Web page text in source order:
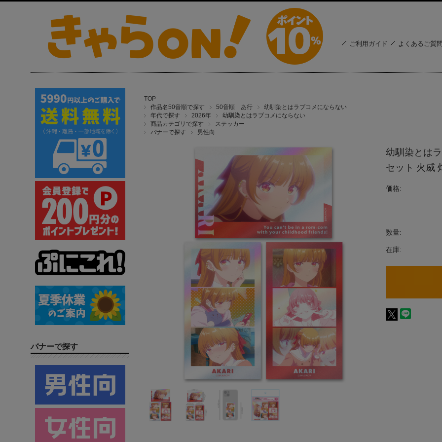
ご利用ガイド よくあるご質
TOP
作品名50音順で探す
50音順 あ行
幼馴染とはラブコメにならない
年代で探す
2026年
幼馴染とはラブコメにならない
商品カテゴリで探す
ステッカー
バナーで探す
男性向
幼馴染とは
セット 火威
価格:
数量:
在庫:
バナーで探す